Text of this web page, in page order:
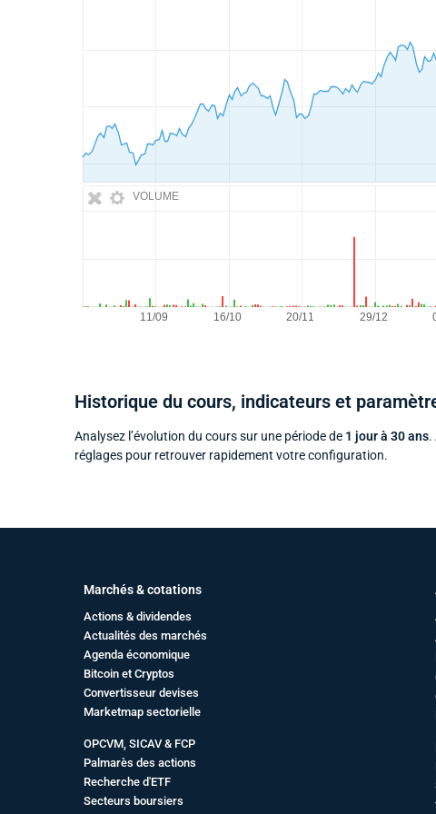
VOLUME
Historique du cours, indicateurs et
Analysez l’évolution du cours sur une période de 1 jour à 30 ans.
réglages pour retrouver rapidement votre configuration.
Marchés & cotations
Actions & dividendes
Actualités des marchés
Agenda économique
Bitcoin et Cryptos
Convertisseur devises
Marketmap sectorielle
OPCVM, SICAV & FCP
Palmarès des actions
Recherche d'ETF
Secteurs boursiers